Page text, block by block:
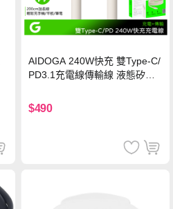
AIDOGA 240W快充 雙Type-C/
PD3.1充電線傳輸線 液態矽膠
機/平板/筆電
$490